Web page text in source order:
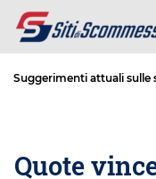
Suggerimenti attuali sulle
Quote